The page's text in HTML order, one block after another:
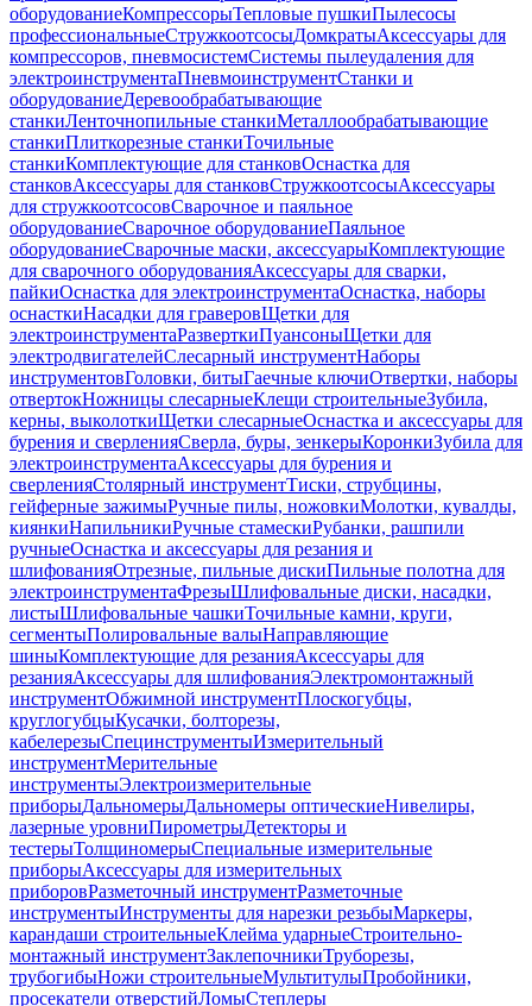
оборудованиеКомпрессорыТепловые пушкиПылесосы
профессиональныеСтружкоотсосыДомкратыАксессуары для
компрессоров, пневмосистемСистемы пылеудаления для
электроинструментаПневмоинструментСтанки и
оборудованиеДеревообрабатывающие
станкиЛенточнопильные станкиМеталлообрабатывающие
станкиПлиткорезные станкиТочильные
станкиКомплектующие для станковОснастка для
станковАксессуары для станковСтружкоотсосыАксессуары
для стружкоотсосовСварочное и паяльное
оборудованиеСварочное оборудованиеПаяльное
оборудованиеСварочные маски, аксессуарыКомплектующие
для сварочного оборудованияАксессуары для сварки,
пайкиОснастка для электроинструментаОснастка, наборы
оснасткиНасадки для граверовЩетки для
электроинструментаРазверткиПуансоныЩетки для
электродвигателейСлесарный инструментНаборы
инструментовГоловки, битыГаечные ключиОтвертки, наборы
отвертокНожницы слесарныеКлещи строительныеЗубила,
керны, выколоткиЩетки слесарныеОснастка и аксессуары для
бурения и сверленияСверла, буры, зенкерыКоронкиЗубила для
электроинструментаАксессуары для бурения и
сверленияСтолярный инструментТиски, струбцины,
гейферные зажимыРучные пилы, ножовкиМолотки, кувалды,
киянкиНапильникиРучные стамескиРубанки, рашпили
ручныеОснастка и аксессуары для резания и
шлифованияОтрезные, пильные дискиПильные полотна для
электроинструментаФрезыШлифовальные диски, насадки,
листыШлифовальные чашкиТочильные камни, круги,
сегментыПолировальные валыНаправляющие
шиныКомплектующие для резанияАксессуары для
резанияАксессуары для шлифованияЭлектромонтажный
инструментОбжимной инструментПлоскогубцы,
круглогубцыКусачки, болторезы,
кабелерезыСпецинструментыИзмерительный
инструментМерительные
инструментыЭлектроизмерительные
приборыДальномерыДальномеры оптическиеНивелиры,
лазерные уровниПирометрыДетекторы и
тестерыТолщиномерыСпециальные измерительные
приборыАксессуары для измерительных
приборовРазметочный инструментРазметочные
инструментыИнструменты для нарезки резьбыМаркеры,
карандаши строительныеКлейма ударныеСтроительно-
монтажный инструментЗаклепочникиТруборезы,
трубогибыНожи строительныеМультитулыПробойники,
просекатели отверстийЛомыСтеплеры